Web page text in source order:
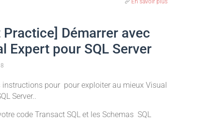
Practice] Démarrer avec
Expert pour SQL Server
instructions pour pour exploiter au mieux Visual
Server..
code Transact SQL et les Schemas SQL